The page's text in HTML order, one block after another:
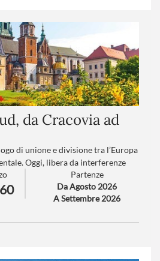
da Cracovia ad
di unione e divisione tra l’Europa
Oggi, libera da interferenze
da visitare se si vuole vedere
a rialzarsi da terra e a reinventare,
Partenze
Da Agosto 2026
A Settembre 2026